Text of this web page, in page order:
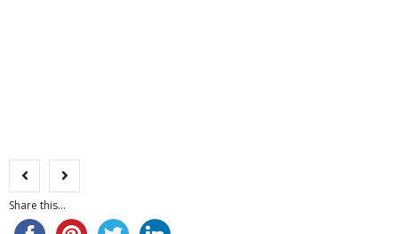
Share this...